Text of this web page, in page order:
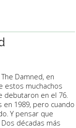
Damned, en
estos muchachos
debutaron en el 76.
1989, pero cuando
Y pensar que
décadas más